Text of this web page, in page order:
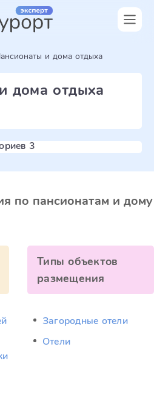
и дома отдыха
дома отдыха
3
по пансионатам и дому
Типы объектов
размещения
Загородные отели
Отели